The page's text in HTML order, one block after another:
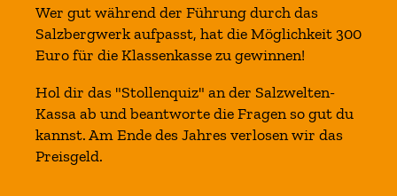
Wer gut während der Führung durch das
Salzbergwerk aufpasst, hat die Möglichkeit 300
Euro für die Klassenkasse zu gewinnen!
Hol dir das "Stollenquiz" an der Salzwelten-
Kassa ab und beantworte die Fragen so gut du
kannst. Am Ende des Jahres verlosen wir das
Preisgeld.